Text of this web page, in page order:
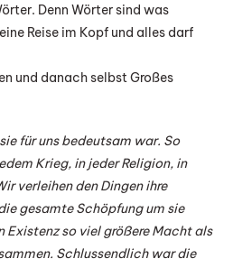
Denn Wörter sind was
Reise im Kopf und alles darf
und danach selbst Großes
für uns bedeutsam war. So
Krieg, in jeder Religion, in
verleihen den Dingen ihre
gesamte Schöpfung um sie
Existenz so viel größere Macht als
Schlussendlich war die